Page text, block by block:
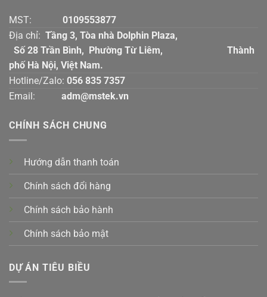
MST: 0109553877
Địa chỉ: Tầng 3, Tòa nhà Dolphin Plaza,
Số 28 Trần Bình, Phường Từ Liêm, Thành
phố Hà Nội, Việt Nam.
Hotline/Zalo: 056 835 7357
Email:
adm@mstek.vn
CHÍNH SÁCH CHUNG
Hướng dẫn thanh toán
Chính sách đổi hàng
Chính sách bảo hành
Chính sách bảo mật
DỰ ÁN TIÊU BIỀU